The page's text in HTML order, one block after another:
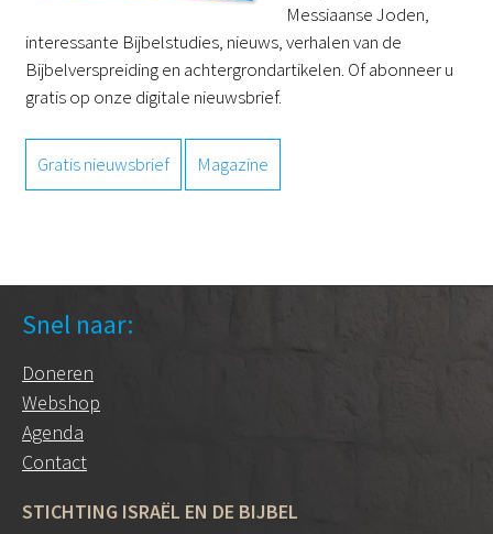
Messiaanse Joden,
interessante Bijbelstudies, nieuws, verhalen van de
Bijbelverspreiding en achtergrondartikelen. Of abonneer u
gratis op onze digitale nieuwsbrief.
Gratis nieuwsbrief Magazine
Snel naar:
Doneren
Webshop
Agenda
Contact
STICHTING ISRAËL EN DE BIJBEL